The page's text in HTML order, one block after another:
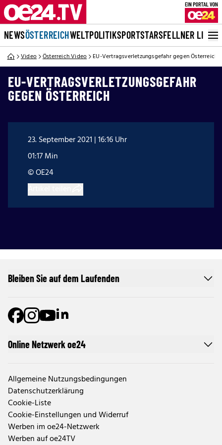
NEWSÖSTERREICHWELTPOLITIKSPORTSTARSFELLNER LIVE
Video Österreich Video EU-Vertragsverletzungsgefahr gegen Österreich
EU-VERTRAGSVERLETZUNGSGEFAHR
GEGEN ÖSTERREICH
23. September 2021 | 16:16 Uhr
01:17 Min
© OE24
Online Netzwerk oe24
Allgemeine Nutzungsbedingungen
Datenschutzerklärung
Cookie-Liste
Cookie-Einstellungen und Widerruf
Werben im oe24-Netzwerk
Werben auf oe24TV
Bleiben Sie auf dem Laufenden